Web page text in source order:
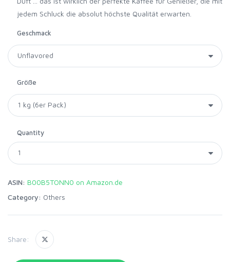
jedem Schluck die absolut höchste Qualität erwarten.
Geschmack
Größe
Quantity
ASIN: B00B5TONN0 on Amazon.de
Category: Others
Share: